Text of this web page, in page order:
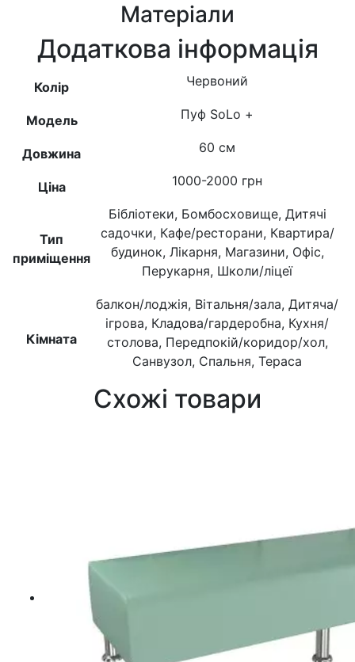
Матеріали
Додаткова інформація
Колір Червоний
Модель Пуф SоLо +
Довжина 60 см
Ціна 1000-2000 грн
Тип
приміщення
Бібліотеки, Бомбосховище, Дитячі
садочки, Кафе/ресторани, Квартира/
будинок, Лікарня, Магазини, Офіс,
Перукарня, Школи/ліцеї
Кімната
балкон/лоджія, Вітальня/зала, Дитяча/
ігрова, Кладова/гардеробна, Кухня/
столова, Передпокій/коридор/хол,
Санвузол, Спальня, Тераса
Схожі товари